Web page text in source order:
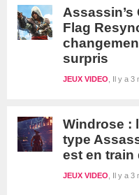
Assassin’s
Flag
surpris
Il y a 3
JEUX VIDEO
Windrose :
type
est en train
Il y a 3
JEUX VIDEO